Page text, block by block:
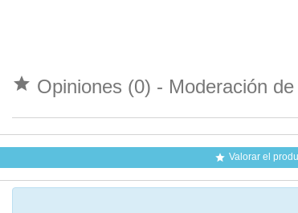
 Opiniones (0) - Moderación
 Valorar el